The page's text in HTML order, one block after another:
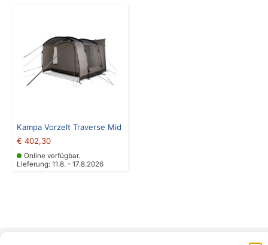
Kampa Vorzelt Traverse Mid
€ 402,30
Online verfügbar.
Lieferung: 11.8. - 17.8.2026